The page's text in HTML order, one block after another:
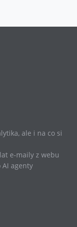
ale i na co si
e-maily z webu
agenty